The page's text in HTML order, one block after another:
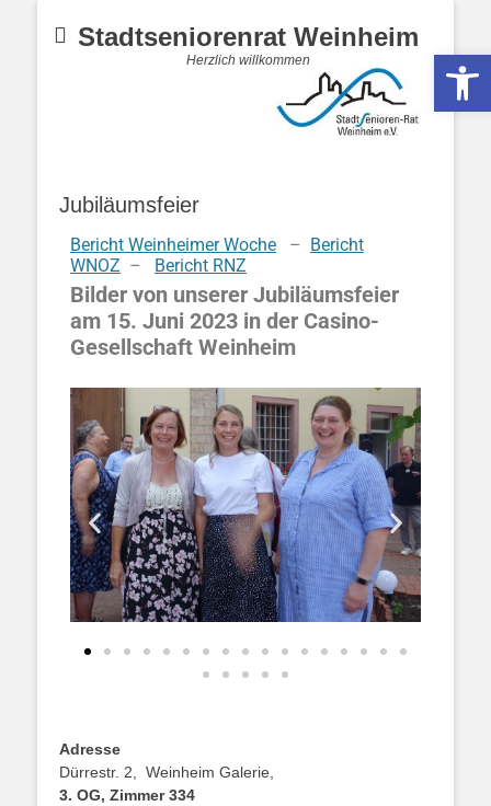
Stadtseniorenrat Weinheim
Herzlich willkommen
Jubiläumsfeier
Bericht Weinheimer Woche –
Bericht
WNOZ – Bericht RNZ
Bilder von unserer Jubiläumsfeier
am 15. Juni 2023 in der Casino-
Gesellschaft Weinheim
Adresse
Dürrestr. 2, Weinheim Galerie,
3. OG, Zimmer 334